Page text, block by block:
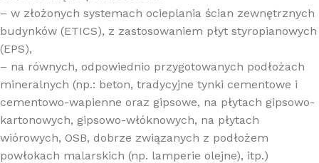
– w złożonych systemach ocieplania ścian zewnętrznych
budynków (ETICS), z zastosowaniem płyt styropianowych
(EPS),
– na równych, odpowiednio przygotowanych podłożach
mineralnych (np.: beton, tradycyjne tynki cementowe i
cementowo-wapienne oraz gipsowe, na płytach gipsowo-
kartonowych, gipsowo-włóknowych, na płytach
wiórowych, OSB, dobrze związanych z podłożem
powłokach malarskich (np. lamperie olejne), itp.)